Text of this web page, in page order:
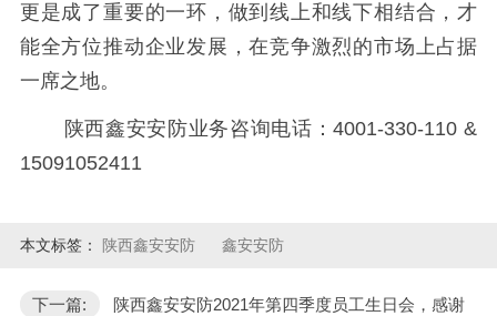
更是成了重要的一环，做到线上和线下相结合，才
能全方位推动企业发展，在竞争激烈的市场上占据
一席之地。
陕西鑫安安防业务咨询电话：4001-330-110 &
15091052411
本文标签： 陕西鑫安安防 鑫安安防
下一篇:
陕西鑫安安防2021年第四季度员工生日会，感谢